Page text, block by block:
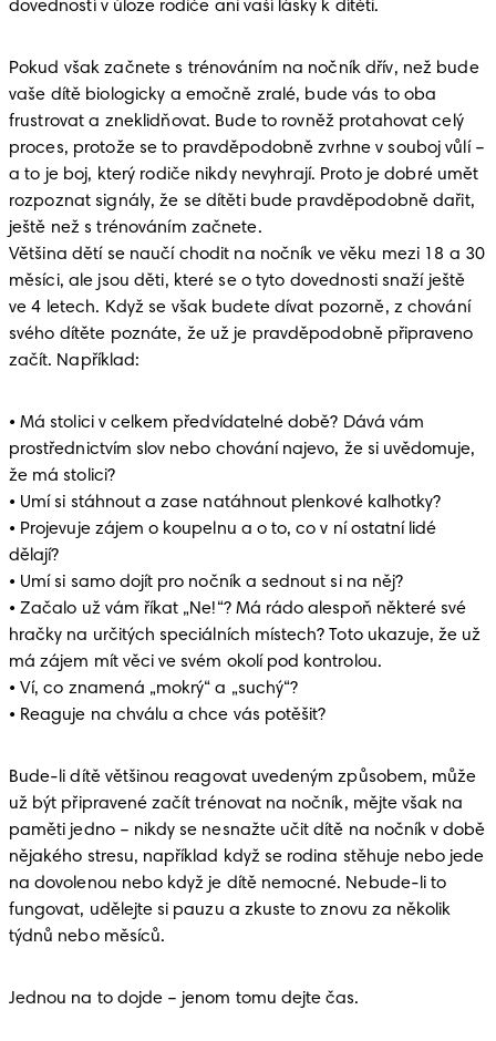
dovedností v úloze rodiče ani vaší lásky k dítěti.
Pokud však začnete s trénováním na nočník dřív, než bude
vaše dítě biologicky a emočně zralé, bude vás to oba
frustrovat a zneklidňovat. Bude to rovněž protahovat celý
proces, protože se to pravděpodobně zvrhne v souboj vůlí –
a to je boj, který rodiče nikdy nevyhrají. Proto je dobré umět
rozpoznat signály, že se dítěti bude pravděpodobně dařit,
ještě než s trénováním začnete.
Většina dětí se naučí chodit na nočník ve věku mezi 18 a 30
měsíci, ale jsou děti, které se o tyto dovednosti snaží ještě
ve 4 letech. Když se však budete dívat pozorně, z chování
svého dítěte poznáte, že už je pravděpodobně připraveno
začít. Například:
• Má stolici v celkem předvídatelné době? Dává vám
prostřednictvím slov nebo chování najevo, že si uvědomuje,
že má stolici?
• Umí si stáhnout a zase natáhnout plenkové kalhotky?
• Projevuje zájem o koupelnu a o to, co v ní ostatní lidé
dělají?
• Umí si samo dojít pro nočník a sednout si na něj?
• Začalo už vám říkat „Ne!“? Má rádo alespoň některé své
hračky na určitých speciálních místech? Toto ukazuje, že už
má zájem mít věci ve svém okolí pod kontrolou.
• Ví, co znamená „mokrý“ a „suchý“?
• Reaguje na chválu a chce vás potěšit?
Bude-li dítě většinou reagovat uvedeným způsobem, může
už být připravené začít trénovat na nočník, mějte však na
paměti jedno – nikdy se nesnažte učit dítě na nočník v době
nějakého stresu, například když se rodina stěhuje nebo jede
na dovolenou nebo když je dítě nemocné. Nebude-li to
fungovat, udělejte si pauzu a zkuste to znovu za několik
týdnů nebo měsíců.
Jednou na to dojde – jenom tomu dejte čas.